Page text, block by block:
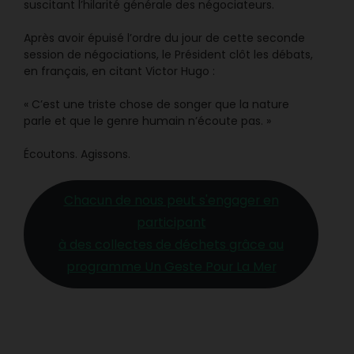
suscitant l’hilarité générale des négociateurs.
Après avoir épuisé l’ordre du jour de cette seconde
session de négociations, le Président clôt les débats,
en français, en citant Victor Hugo :
« C’est une triste chose de songer que la nature
parle et que le genre humain n’écoute pas. »
Écoutons. Agissons.